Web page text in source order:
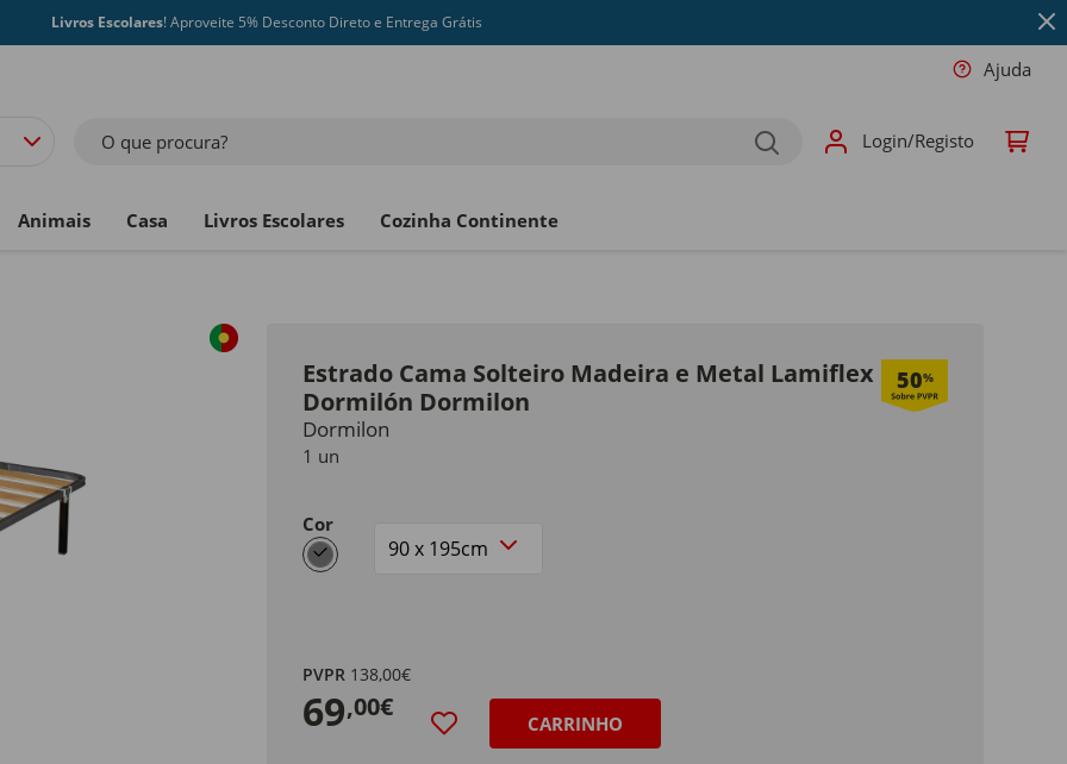
Livros Escolares! Aproveite 5% Desconto Direto e Entrega Grátis
Ajuda
O que procura? Login/Registo
Animais Casa Livros Escolares Cozinha Continente
Estrado Cama Solteiro Madeira e Metal Lamiflex
Dormilón Dormilon
50%
Dormilon
1 un
Cor
selected
Tamanho
PVPR 138,00€
69,00€
CARRINHO